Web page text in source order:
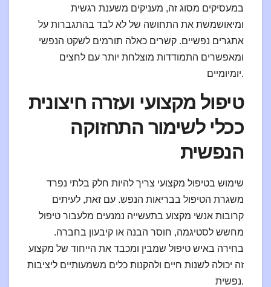
במעסיקים מסוג זה, מעניקים משענת רגשית
ומיאושמשת את התחושה של לא לבד בהתגברות על
אתגרים נפשיים. קשרים כאלה תורמים לשקט הנפשי
ומאפשרים התמודדות מוצלחת יותר עם לחצים
יומיומיים.
טיפול מקצועי ועזרה חיצונית
ככלי לשימור התחזוקה
הנפשית
שימוש בטיפול מקצועי צריך להיות חלק בלתי נפרד
משגרת הטיפול בבריאות הנפש. עם זאת, לעיתים
קרובות אנשי מקצוע בתעשייה נמנעים מלעבור טיפול
מחשש לסטיגמה, חוסר הבנה או קיבעון בחברה.
בחירה באיש טיפול שמבין ומכבד את הייחוד של מקצוע
זה יכולה לשנות חיים ולהקנות כלים משמעותיים ליציבות
נפשית.